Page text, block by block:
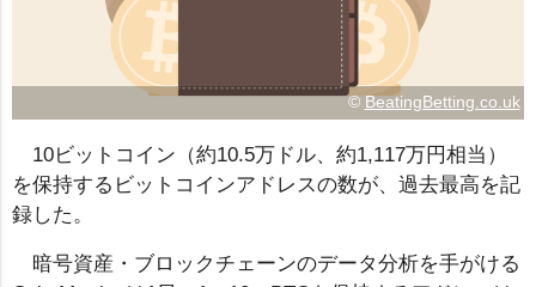
©BeatingBetting.co.uk
10ビットコイン（約10.5万ドル、約1,117万円相当）
を保持するビットコインアドレスの数が、過去最高を記
録した。
暗号資産・ブロックチェーンのデータ分析を手がける